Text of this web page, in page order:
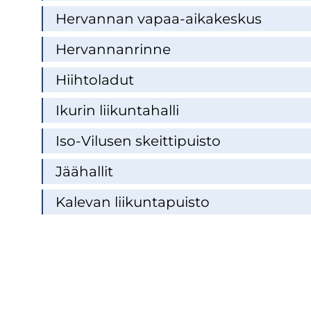
Her­van­nan vapaa-​aikakeskus
Her­van­nan­rin­ne
Hiih­to­la­dut
Iku­rin lii­kun­ta­hal­li
Iso-​Vilusen skeit­ti­puis­to
Jää­hal­lit
Ka­le­van lii­kun­ta­puis­to